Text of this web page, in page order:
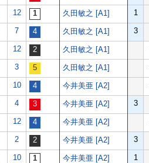
12 久田敏之 [A1] 1
7 久田敏之 [A1] 3
12 久田敏之 [A1]
3 久田敏之 [A1]
10 今井美亜 [A2]
4 今井美亜 [A2] 3
12 今井美亜 [A2]
2 今井美亜 [A2] 3
10 今井美亜 [A2] 1